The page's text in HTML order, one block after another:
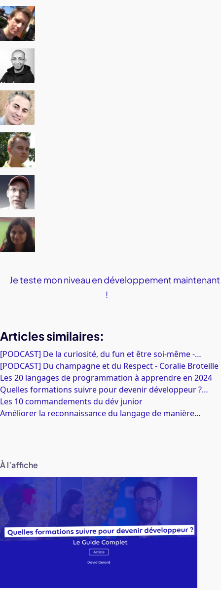
Je teste mon niveau en développement maintenant
!
Articles similaires:
[PODCAST] De la curiosité, du fun et être soi-même -…
[PODCAST] Du champagne et du Respect - Coralie Broteille
Les 20 langages de programmation à apprendre en 2024
Quelles formations suivre pour devenir développeur ?…
Les 10 commandements du dév junior
Améliorer la reconnaissance du langage de manière…
À l’affiche